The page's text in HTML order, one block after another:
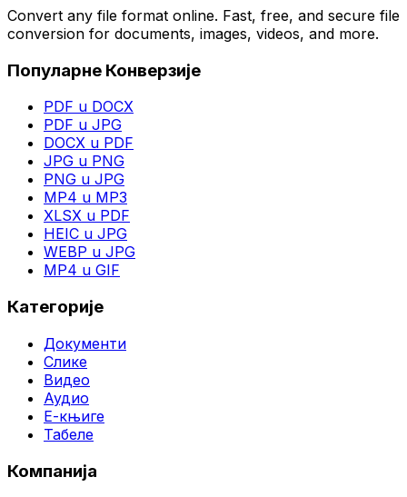
Convert any file format online. Fast, free, and secure file
conversion for documents, images, videos, and more.
Популарне Конверзије
PDF u DOCX
PDF u JPG
DOCX u PDF
JPG u PNG
PNG u JPG
MP4 u MP3
XLSX u PDF
HEIC u JPG
WEBP u JPG
MP4 u GIF
Категорије
Документи
Слике
Видео
Аудио
Е-књиге
Табеле
Компанија